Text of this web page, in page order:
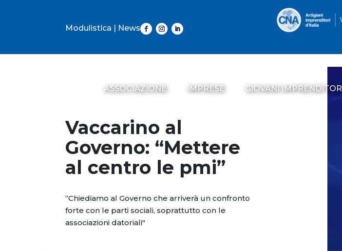
Modulistica | News
ASSOCIAZIONE IMPRESE GIOVANI IMPRENDITORI
Vaccarino al
Governo: “Mettere
al centro le pmi”
“Chiediamo al Governo che arriverà un confronto
forte con le parti sociali, soprattutto con le
associazioni datoriali"